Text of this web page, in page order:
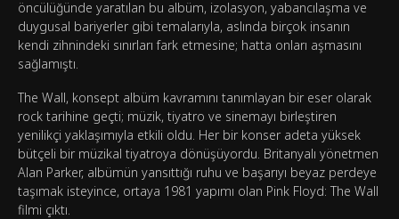
öncülüğünde yaratılan bu albüm, izolasyon, yabancılaşma ve
duygusal bariyerler gibi temalarıyla, aslında birçok insanın
kendi zihnindeki sınırları fark etmesine; hatta onları aşmasını
sağlamıştı.
The Wall, konsept albüm kavramını tanımlayan bir eser olarak
rock tarihine geçti; müzik, tiyatro ve sinemayı birleştiren
yenilikçi yaklaşımıyla etkili oldu. Her bir konser adeta yüksek
bütçeli bir müzikal tiyatroya dönüşüyordu. Britanyalı yönetmen
Alan Parker, albümün yansıttığı ruhu ve başarıyı beyaz perdeye
taşımak isteyince, ortaya 1981 yapımı olan Pink Floyd: The Wall
filmi çıktı.